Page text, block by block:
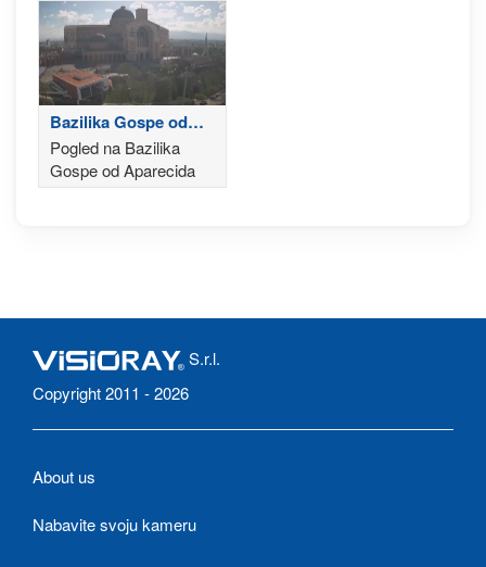
Bazilika Gospe od
Aparecida
Pogled na Bazilika
Gospe od Aparecida
S.r.l.
Copyright 2011 - 2026
About us
Nabavite svoju kameru